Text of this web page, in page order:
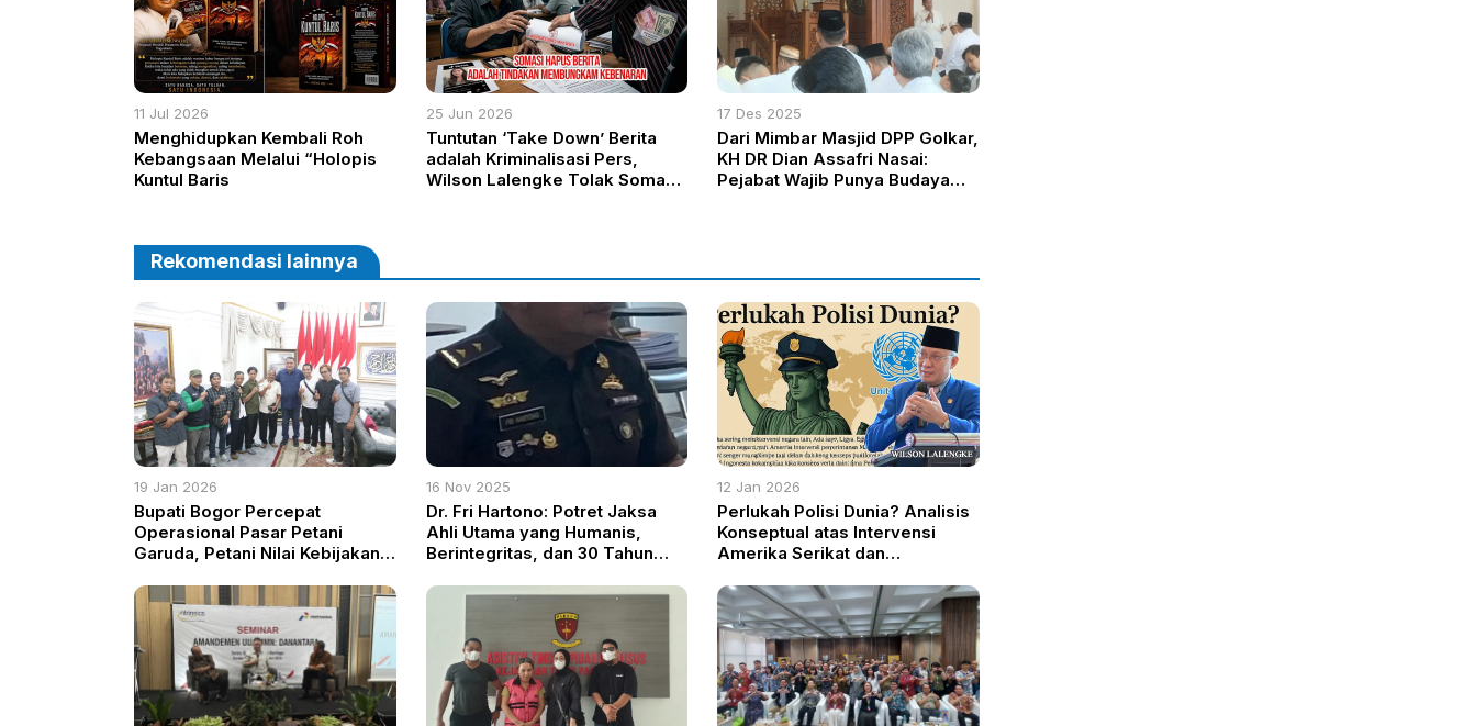
11 Jul 2026
Menghidupkan Kembali Roh
Kebangsaan Melalui “Holopis
Kuntul Baris
25 Jun 2026
Tuntutan ‘Take Down’ Berita
adalah Kriminalisasi Pers,
Wilson Lalengke Tolak Somasi
17 Des 2025
Dari Mimbar Masjid DPP Golkar,
KH DR Dian Assafri Nasai:
Pejabat Wajib Punya Budaya
Rekomendasi lainnya
19 Jan 2026
Bupati Bogor Percepat
Operasional Pasar Petani
Garuda, Petani Nilai Kebijakan
16 Nov 2025
Dr. Fri Hartono: Potret Jaksa
Ahli Utama yang Humanis,
Berintegritas, dan 30 Tahun
12 Jan 2026
Perlukah Polisi Dunia? Analisis
Konseptual atas Intervensi
Amerika Serikat dan